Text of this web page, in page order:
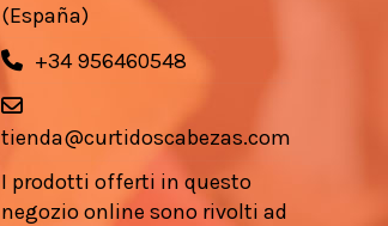
(España)
+34 956460548
tienda@curtidoscabezas.com
I prodotti offerti in questo
negozio online sono rivolti ad